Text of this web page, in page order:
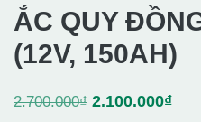
ẮC QUY
(12V, 150AH)
2.700.000₫ Giá
2.100.000₫Giá